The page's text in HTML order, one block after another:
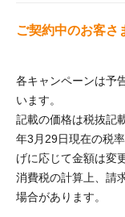
ご契約中のお客さ
各キャンペーンは予
います。
記載の価格は税抜記
年3月29日現在の税
げに応じて金額は変
消費税の計算上、請
場合があります。